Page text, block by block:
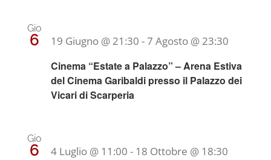
Gio
6
Cinema “Estate a Palazzo” – Arena Estiva
del Cinema Garibaldi presso il Palazzo dei
Vicari di Scarperia
19 Giugno @ 21:30 -7 Agosto @ 23:30
Gio
6 4 Luglio @ 11:00 - 18 Ottobre @ 18:30